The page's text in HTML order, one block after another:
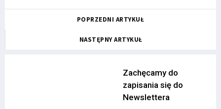
POPRZEDNI ARTYKUŁ
NASTĘPNY ARTYKUŁ
Zachęcamy do
zapisania się do
Newslettera